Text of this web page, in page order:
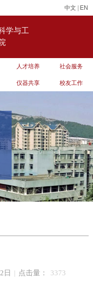
中文 EN
学与工
人才培养 社会服务
仪器共享 校友工作
日 | 点击量： 3373